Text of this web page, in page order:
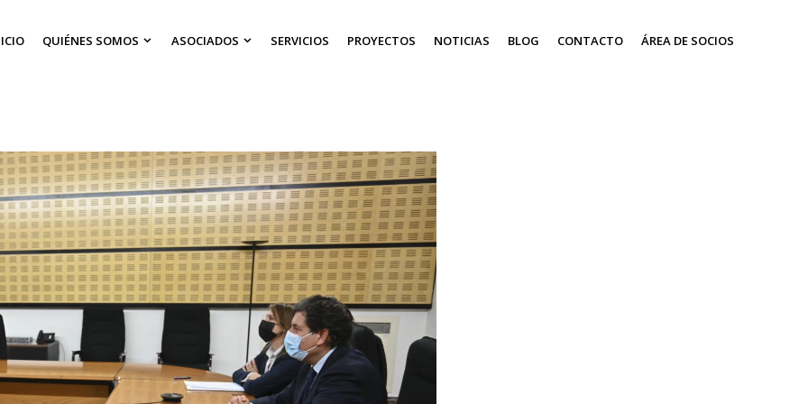
QUIÉNES SOMOS ASOCIADOS SERVICIOS PROYECTOS NOTICIAS BLOG CONTACTO ÁREA DE SOCIOS